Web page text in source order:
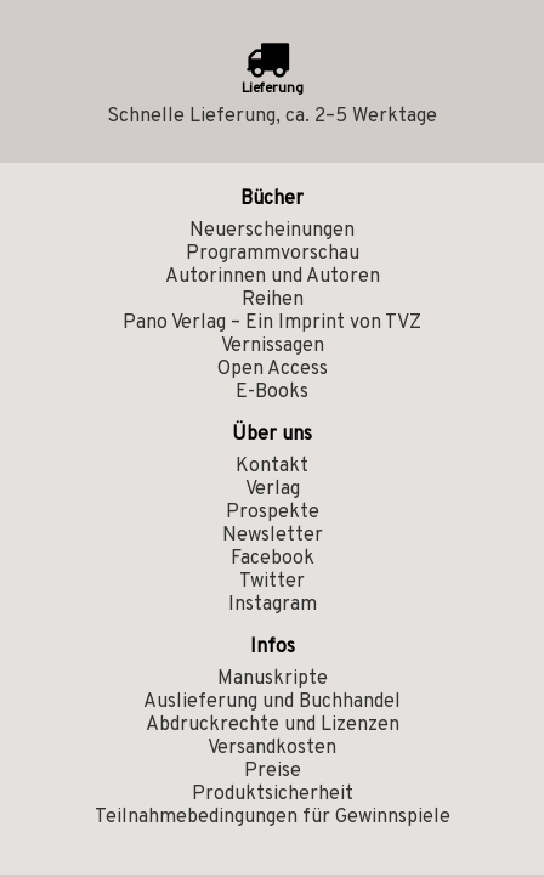
Lieferung
Schnelle Lieferung, ca. 2–5 Werktage
Bücher
Neuerscheinungen
Programmvorschau
Autorinnen und Autoren
Reihen
Pano Verlag – Ein Imprint von TVZ
Vernissagen
Open Access
E-Books
Über uns
Kontakt
Verlag
Prospekte
Newsletter
Facebook
Twitter
Instagram
Infos
Manuskripte
Auslieferung und Buchhandel
Abdruckrechte und Lizenzen
Versandkosten
Preise
Produktsicherheit
Teilnahmebedingungen für Gewinnspiele